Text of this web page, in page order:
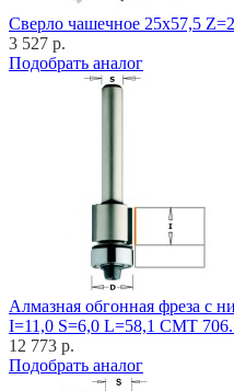
Cверло чашечное 25x57,5
3 527 р.
Подобрать аналог
Алмазная обгонная фреза с
I=11,0 S=6,0 L=58,1 CMT
12 773 р.
Подобрать аналог